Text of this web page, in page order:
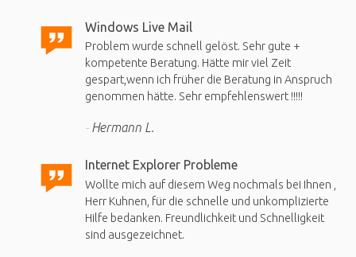
Windows Live Mail
Problem wurde schnell gelöst. Sehr gute +
kompetente Beratung. Hätte mir viel Zeit
gespart,wenn ich früher die Beratung in Anspruch
genommen hätte. Sehr empfehlenswert !!!!!
Hermann L.
Internet Explorer Probleme
Wollte mich auf diesem Weg nochmals bei Ihnen ,
Herr Kuhnen, für die schnelle und unkomplizierte
Hilfe bedanken. Freundlichkeit und Schnelligkeit
sind ausgezeichnet.